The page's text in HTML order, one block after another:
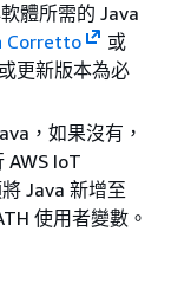
體所需的 Java
Corretto
或
更新版本為必
，如果沒有，
AWS IoT
Java 新增至
使用者變數。